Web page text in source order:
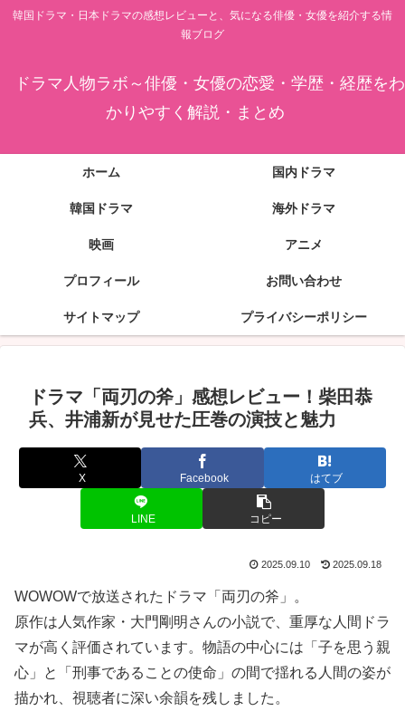
韓国ドラマ・日本ドラマの感想レビューと、気になる俳優・女優を紹介する情
報ブログ
ドラマ人物ラボ～俳優・女優の恋愛・学歴・経歴をわ
かりやすく解説・まとめ
ホーム 国内ドラマ
韓国ドラマ 海外ドラマ
映画 アニメ
プロフィール お問い合わせ
サイトマップ プライバシーポリシー
ドラマ「両刃の斧」感想レビュー！柴田恭
兵、井浦新が見せた圧巻の演技と魅力
X Facebook はてブ
LINE コピー
2025.09.10 2025.09.18
WOWOWで放送されたドラマ「両刃の斧」。
原作は人気作家・大門剛明さんの小説で、重厚な人間ドラ
マが高く評価されています。物語の中心には「子を思う親
心」と「刑事であることの使命」の間で揺れる人間の姿が
描かれ、視聴者に深い余韻を残しました。